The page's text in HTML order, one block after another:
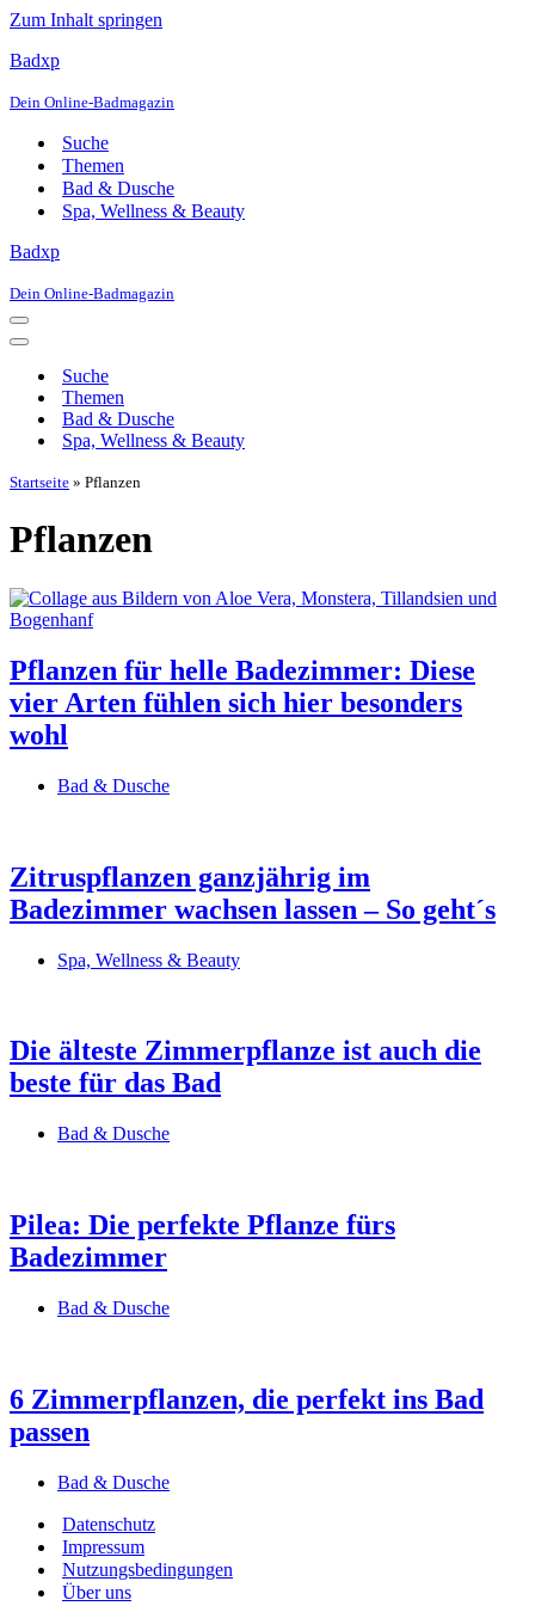
Zum Inhalt springen
Badxp
Dein Online-Badmagazin
Suche
Themen
Bad & Dusche
Spa, Wellness & Beauty
Badxp
Dein Online-Badmagazin
Navigationsmenü
Navigationsmenü
Suche
Themen
Bad & Dusche
Spa, Wellness & Beauty
Startseite » Pflanzen
Pflanzen
Pflanzen für helle Badezimmer: Diese
vier Arten fühlen sich hier besonders
wohl
Bad & Dusche
Zitruspflanzen ganzjährig im
Badezimmer wachsen lassen – So geht´s
Spa, Wellness & Beauty
Die älteste Zimmerpflanze ist auch die
beste für das Bad
Bad & Dusche
Pilea: Die perfekte Pflanze fürs
Badezimmer
Bad & Dusche
6 Zimmerpflanzen, die perfekt ins Bad
passen
Bad & Dusche
Datenschutz
Impressum
Nutzungsbedingungen
Über uns